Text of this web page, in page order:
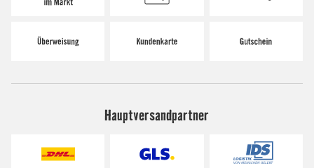
Hauptversandpartner